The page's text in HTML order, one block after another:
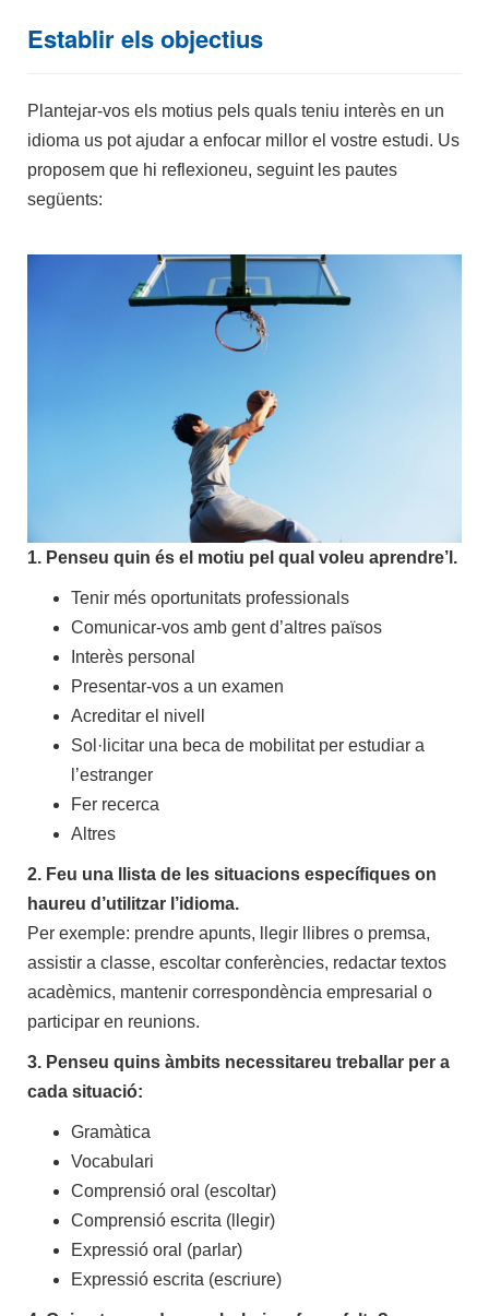
Establir els objectius
Plantejar-vos els motius pels quals teniu interès en un
idioma us pot ajudar a enfocar millor el vostre estudi. Us
proposem que hi reflexioneu, seguint les pautes
següents:
1. Penseu quin és el motiu pel qual voleu aprendre’l.
Tenir més oportunitats professionals
Comunicar-vos amb gent d’altres països
Interès personal
Presentar-vos a un examen
Acreditar el nivell
Sol·licitar una beca de mobilitat per estudiar a
l’estranger
Fer recerca
Altres
2. Feu una llista de les situacions específiques on
haureu d’utilitzar l’idioma.
Per exemple: prendre apunts, llegir llibres o premsa,
assistir a classe, escoltar conferències, redactar textos
acadèmics, mantenir correspondència empresarial o
participar en reunions.
3. Penseu quins àmbits necessitareu treballar per a
cada situació:
Gramàtica
Vocabulari
Comprensió oral (escoltar)
Comprensió escrita (llegir)
Expressió oral (parlar)
Expressió escrita (escriure)